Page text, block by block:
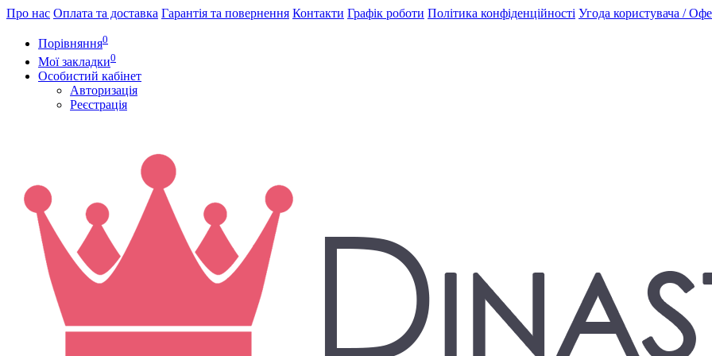
Про нас Оплата та доставка Гарантія та повернення Контакти Графік роботи Політика конфіденційності Угода користувача /
Порівняння0
Мої закладки0
Особистий кабінет
Авторизація
Реєстрація